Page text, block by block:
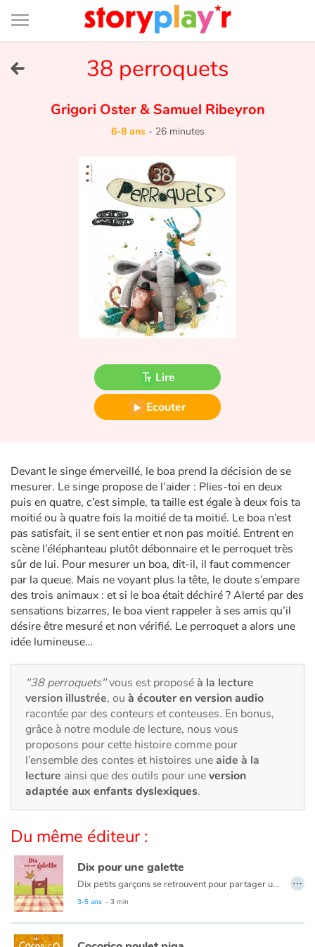
Connexion
Bibliothèque
de
page
Tester gratuitement
Bibliothèque
Contes d'ici et d'ailleurs
Fable, mythe, littérature et poésie
Ogres, monstres et sorcières
Les animaux
Voyage, épopée, enquête, aventure
Autour du monde
Apprentissage
Art, espace, activité
Documentaires
En famille
Quotidien et loisirs
À l'école
Fêtes et évènements
Amour et amitié
Sujets de société
Émotions et sentiments
38 perroquets
Grigori Oster&Samuel Ribeyron
6-8 ans- 26 minutes
Lire
Ecouter
Devant le singe émerveillé, le boa prend la décision de se
mesurer. Le singe propose de l’aider : Plies-toi en deux
puis en quatre, c’est simple, ta taille est égale à deux fois ta
moitié ou à quatre fois la moitié de ta moitié. Le boa n’est
pas satisfait, il se sent entier et non pas moitié. Entrent en
scène l’éléphanteau plutôt débonnaire et le perroquet très
sûr de lui. Pour mesurer un boa, dit-il, il faut commencer
par la queue. Mais ne voyant plus la tête, le doute s’empare
des trois animaux : et si le boa était déchiré ? Alerté par des
sensations bizarres, le boa vient rappeler à ses amis qu’il
désire être mesuré et non vérifié. Le perroquet a alors une
idée lumineuse…
"38 perroquets"vous est proposéà la lecture
version illustrée, ou à écouter en version audio
racontée par des conteurs et conteuses. En bonus,
grâce à notre module de lecture, nous vous
proposons pour cette histoire comme pour
l’ensemble des contes et histoires uneaide à la
lecture ainsi que des outils pour uneversion
adaptée aux enfants dyslexiques.
Du même éditeur :
Dix pour une galette
Dix petits garçons se retrouvent pour partager une galette. Passe encore qu’il n’y ait pas de reine potentielle dans l’assemblée, mais pas de fève, c’est triste. Ils vont prendre les choses en main pour que cette histoire se termine bien...
3-5 ans - 3 min
…